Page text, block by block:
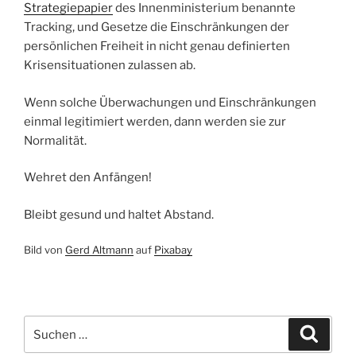
Strategiepapierdes Innenministerium benannte
Tracking, und Gesetze die Einschränkungen der
persönlichen Freiheit in nicht genau definierten
Krisensituationen zulassen ab.
Wenn solche Überwachungen und Einschränkungen
einmal legitimiert werden, dann werden sie zur
Normalität.
Wehret den Anfängen!
Bleibt gesund und haltet Abstand.
Bild von Gerd Altmann auf Pixabay
nach: